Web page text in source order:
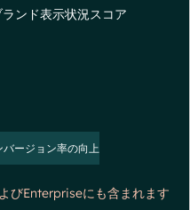
ンド表示状況スコア
ージョン率の向上
びEnterpriseにも含まれます